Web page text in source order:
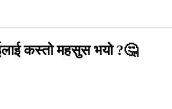
कस्तो महसुस भयो ?🤔